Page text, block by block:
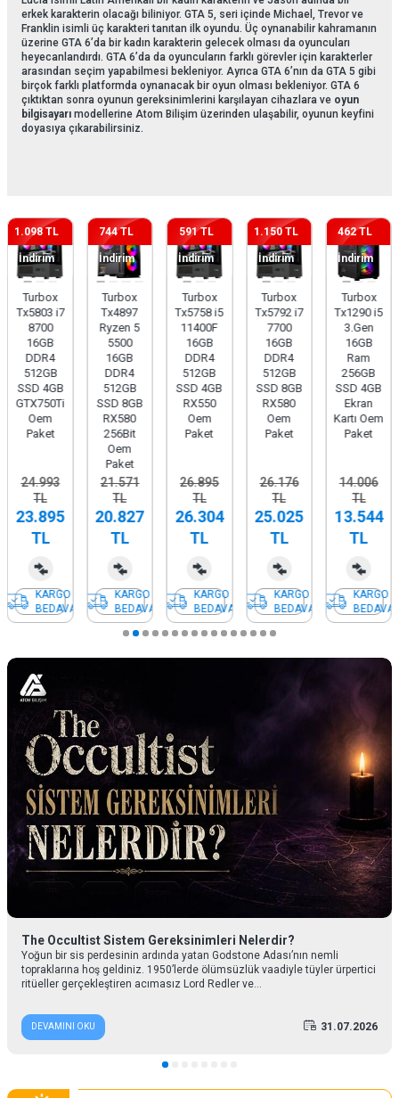
erkek karakterin olacağı biliniyor. GTA 5, seri içinde Michael, Trevor ve
Franklin isimli üç karakteri tanıtan ilk oyundu. Üç oynanabilir kahramanın
üzerine GTA 6’da bir kadın karakterin gelecek olması da oyuncuları
heyecanlandırdı. GTA 6’da da oyuncuların farklı görevler için karakterler
arasından seçim yapabilmesi bekleniyor. Ayrıca GTA 6’nın da GTA 5 gibi
birçok farklı platformda oynanacak bir oyun olması bekleniyor. GTA 6
çıktıktan sonra oyunun gereksinimlerini karşılayan cihazlara ve oyun
bilgisayarı modellerine Atom Bilişim üzerinden ulaşabilir, oyunun keyfini
doyasıya çıkarabilirsiniz.
1.098 TL
İndirim
Turbox
Tx5803 i7
8700
16GB
DDR4
512GB
SSD 4GB
GTX750Ti
Oem
Paket
24.993
TL
23.895
TL
KARGO
BEDAVA
744 TL
İndirim
Turbox
Tx4897
Ryzen 5
5500
16GB
DDR4
512GB
SSD 8GB
RX580
256Bit
Oem
Paket
21.571
TL
20.827
TL
KARGO
BEDAVA
591 TL
İndirim
Turbox
Tx5758 i5
11400F
16GB
DDR4
512GB
SSD 4GB
RX550
Oem
Paket
26.895
TL
26.304
TL
KARGO
BEDAVA
1.150 TL
İndirim
Turbox
Tx5792 i7
7700
16GB
DDR4
512GB
SSD 8GB
RX580
Oem
Paket
26.176
TL
25.025
TL
KARGO
BEDAVA
462 TL
İndirim
Turbox
Tx1290 i5
3.Gen
16GB
Ram
256GB
SSD 4GB
Ekran
Kartı Oem
Paket
14.006
TL
13.544
TL
KARGO
BEDAVA
The Occultist Sistem Gereksinimleri Nelerdir?
Yoğun bir sis perdesinin ardında yatan Godstone Adası’nın nemli
topraklarına hoş geldiniz. 1950’lerde ölümsüzlük vaadiyle tüyler ürpertici
ritüeller gerçekleştiren acımasız Lord Redler ve...
DEVAMINI OKU 31.07.2026